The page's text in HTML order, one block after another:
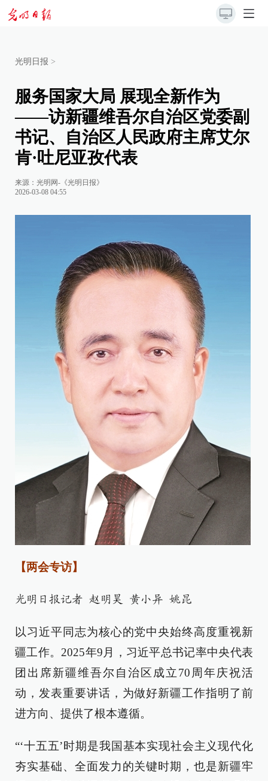
光明日报 >
服务国家大局 展现全新作为
——访新疆维吾尔自治区党委副
书记、自治区人民政府主席艾尔
肯·吐尼亚孜代表
来源： 光明网-《光明日报》
2026-03-08 04:55
【两会专访】
光明日报记者 赵明昊 黄小异 姚昆
以习近平同志为核心的党中央始终高度重视新
疆工作。2025年9月，习近平总书记率中央代表
团出席新疆维吾尔自治区成立70周年庆祝活
动，发表重要讲话，为做好新疆工作指明了前
进方向、提供了根本遵循。
“‘十五五’时期是我国基本实现社会主义现代化
夯实基础、全面发力的关键时期，也是新疆牢